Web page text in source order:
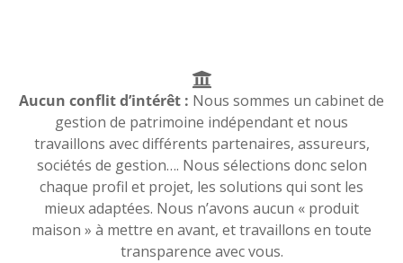
Aucun conflit d’intérêt : Nous sommes un cabinet de
gestion de patrimoine indépendant et nous
travaillons avec différents partenaires, assureurs,
sociétés de gestion…. Nous sélections donc selon
chaque profil et projet, les solutions qui sont les
mieux adaptées. Nous n’avons aucun « produit
maison » à mettre en avant, et travaillons en toute
transparence avec vous.